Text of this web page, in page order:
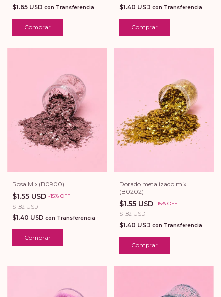
$1.65 USD con Transferencia
Comprar
$1.40 USD con Transferencia
Comprar
Rosa MIx (B0900)
$1.55 USD -15% OFF
$1.82 USD
$1.40 USD con Transferencia
Comprar
Dorado metalizado mix
(B0202)
$1.55 USD -15% OFF
$1.82 USD
$1.40 USD con Transferencia
Comprar